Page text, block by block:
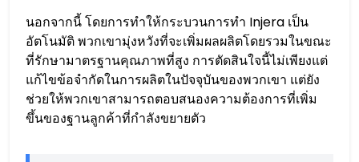
นอกจากนี้ โดยการทำให้กระบวนการทำ Injera เป็น
อัตโนมัติ พวกเขามุ่งหวังที่จะเพิ่มผลผลิตโดยรวมในขณะ
ที่รักษามาตรฐานคุณภาพที่สูง การตัดสินใจนี้ไม่เพียงแต่
แก้ไขข้อจำกัดในการผลิตในปัจจุบันของพวกเขา แต่ยัง
ช่วยให้พวกเขาสามารถตอบสนองความต้องการที่เพิ่ม
ขึ้นของฐานลูกค้าที่กำลังขยายตัว